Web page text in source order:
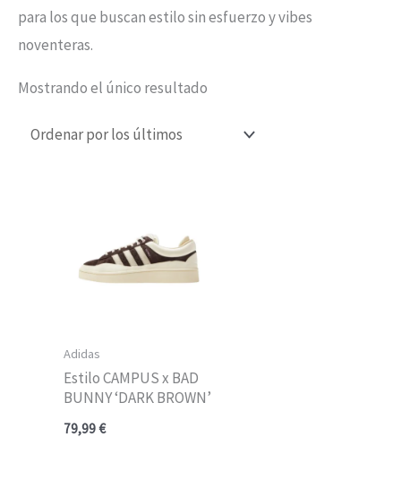
para los que buscan estilo sin esfuerzo y vibes
noventeras.
Mostrando el único resultado
Adidas
Estilo CAMPUS x BAD
BUNNY ‘DARK BROWN’
79,99€